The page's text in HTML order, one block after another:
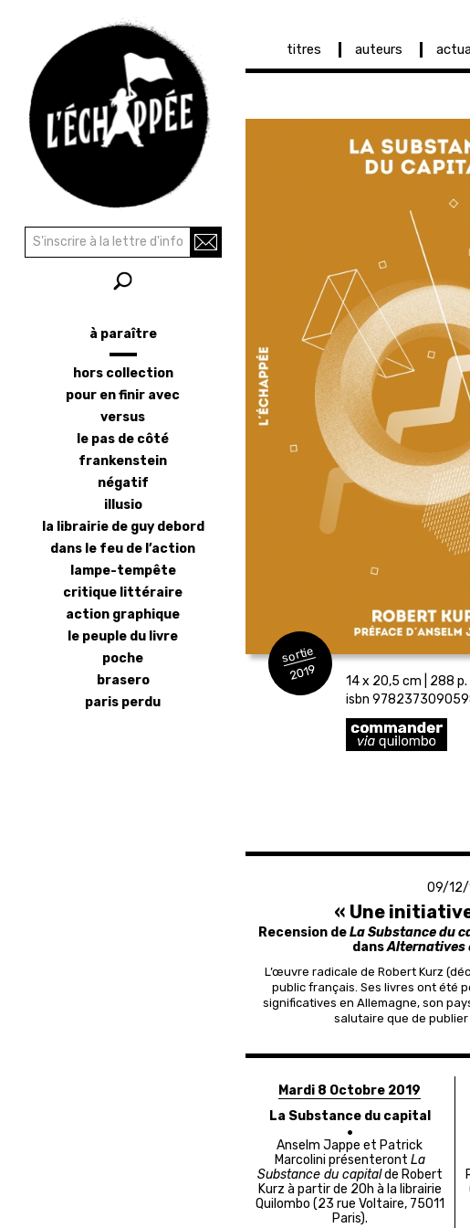
contenu
principal
principale
titres auteurs
sortie
2019
14 x 20,5 cm | 288 p.
isbn
09/12/
« Une
Recension deLa Substance du
dansAlternatives
L’œuvre radicale de Robert Kurz
public français. Ses livres ont été
significatives en Allemagne, son
salutaire que de publier
Mardi 8 Octobre 2019
La Substance du capital
Anselm Jappe et Patrick
Marcolini présenteront La
Substance du capitalde Robert
Kurz à partir de 20h à la librairie
Quilombo (23 rue Voltaire, 75011
Paris).
Rechercher
latéral
à paraître
hors collection
pour en finir avec
versus
le pas de côté
frankenstein
négatif
illusio
la librairie de guy debord
dans le feu de l’action
lampe-tempête
critique littéraire
action graphique
le peuple du livre
poche
brasero
paris perdu